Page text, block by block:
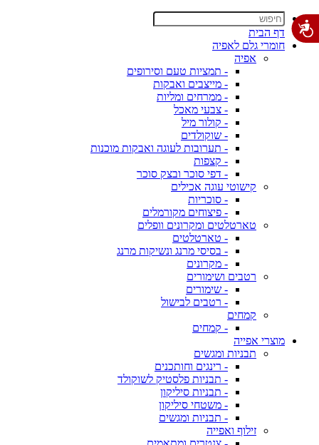
דף הבית
חומרי גלם לאפיה
אפיה
- תמציות טעם וסירופים
- מייצבים ואבקות
- ממרחים ומליות
- צבעי מאכל
- קולור מיל
- שוקולדים
- תערובות לעוגה ואבקות מוכנות
- קצפות
- דפי סוכר ובצק סוכר
קישוטי עוגה אכילים
- סוכריות
- פיצוחים מקורמלים
טארטלטים ומקרונים וופלים
- טארטלטים
- בסיסי מרנג ונשיקות מרנג
- מקרונים
רטבים ושימורים
- שימורים
- רטבים לבישול
קמחים
- קמחים
מוצרי אפייה
תבניות ומגשים
- רינגים וחותכנים
- תבניות פלסטיק לשוקולד
- תבניות סיליקון
- משטחי סיליקון
- תבניות ומגשים
זילוף ואפייה